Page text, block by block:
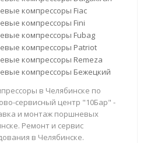
компрессоры Fiac
компрессоры Fini
компрессоры Fubag
компрессоры Patriot
компрессоры Remeza
компрессоры Бежецкий
в Челябинске по
сервисный центр "10Бар" -
и монтаж поршневых
Ремонт и сервис
в Челябинске.